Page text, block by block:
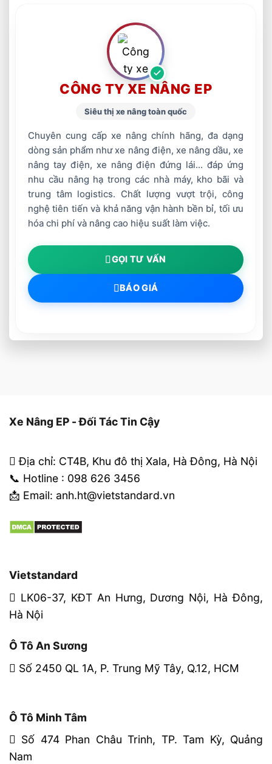
CÔNG TY XE NÂNG EP
Siêu thị xe nâng toàn quốc
Chuyên cung cấp xe nâng chính hãng, đa dạng
dòng sản phẩm như xe nâng điện, xe nâng dầu, xe
nâng tay điện, xe nâng điện đứng lái... đáp ứng
nhu cầu nâng hạ trong các nhà máy, kho bãi và
trung tâm logistics. Chất lượng vượt trội, công
nghệ tiên tiến và khả năng vận hành bền bỉ, tối ưu
hóa chi phí và nâng cao hiệu suất làm việc.
GỌI TƯ VẤN
BÁO GIÁ
Xe Nâng EP - Đối Tác Tin Cậy
Địa chỉ: CT4B, Khu đô thị Xala, Hà Đông, Hà Nội
📞 Hotline : 098 626 3456
📩 Email: anh.ht@vietstandard.vn
Vietstandard
LK06-37, KĐT An Hưng, Dương Nội, Hà Đông,
Hà Nội
Ô Tô An Sương
Số 2450 QL 1A, P. Trung Mỹ Tây, Q.12, HCM
Ô Tô Minh Tâm
Số 474 Phan Châu Trinh, TP. Tam Kỳ, Quảng
Nam